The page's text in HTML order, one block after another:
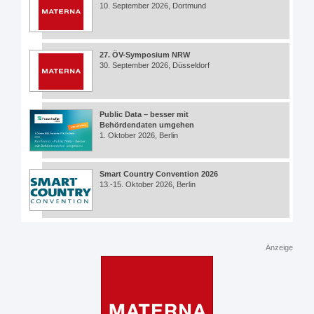
10. September 2026, Dortmund
27. ÖV-Symposium NRW
30. September 2026, Düsseldorf
Public Data – besser mit
Behördendaten umgehen
1. Oktober 2026, Berlin
Smart Country Convention 2026
13.-15. Oktober 2026, Berlin
Anzeige